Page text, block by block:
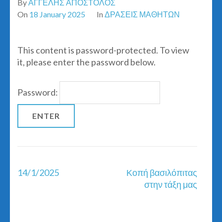
ByΑΓΓΕΛΗΣ ΑΠΟΣΤΟΛΟΣ
On 18 January 2025 In ΔΡΑΣΕΙΣ ΜΑΘΗΤΩΝ
This content is password-protected. To view
it, please enter the password below.
Password:
Post
14/1/2025
Κοπή βασιλόπιτας
στην τάξη μας